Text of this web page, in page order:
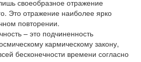
своеобразное отражение
Это отражение наиболее ярко
повторении.
– это подчиненность
кармическому закону,
бесконечности времени согласно